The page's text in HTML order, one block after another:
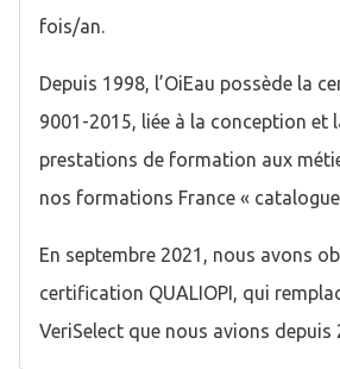
fois/an.
Depuis 1998, l’OiEau possède la
9001-2015, liée à la conception et
prestations de formation aux
nos formations France «
En septembre 2021, nous avons
certification QUALIOPI, qui
VeriSelect que nous avions depuis